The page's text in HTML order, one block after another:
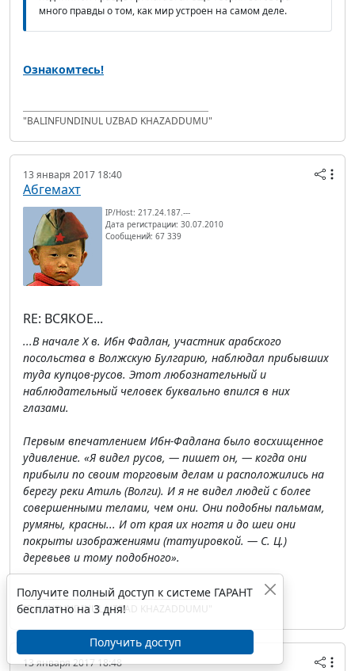
много правды о том, как мир устроен на самом деле.
Ознакомтесь!
"BALINFUNDINUL UZBAD KHAZADDUMU"
13 января 2017 18:40
Абгемахт
IP/Host: 217.24.187.---
Дата регистрации: 30.07.2010
Сообщений: 67 339
RE: ВСЯКОЕ...
...В начале Х в. Ибн Фадлан, участник арабского
посольства в Волжскую Булгарию, наблюдал прибывших
туда купцов-русов. Этот любознательный и
наблюдательный человек буквально впился в них
глазами.
Первым впечатлением Ибн-Фадлана было восхищенное
удивление. «Я видел русов, — пишет он, — когда они
прибыли по своим торговым делам и расположились на
берегу реки Атиль (Волги). И я не видел людей с более
совершенными телами, чем они. Они подобны пальмам,
румяны, красны... И от края их ногтя и до шеи они
покрыты изображениями (татуировкой. — С. Ц.)
деревьев и тому подобного».
"BALINFUNDINUL UZBAD KHAZADDUMU"
13 января 2017 18:48
Получите полный доступ к системе ГАРАНТ
бесплатно на 3 дня!
Получить доступ